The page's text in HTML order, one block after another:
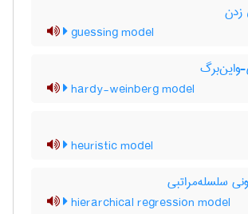
guessing model
hardy-weinberg model
heuristic model
سلسله‌مراتبی
hierarchical regression model